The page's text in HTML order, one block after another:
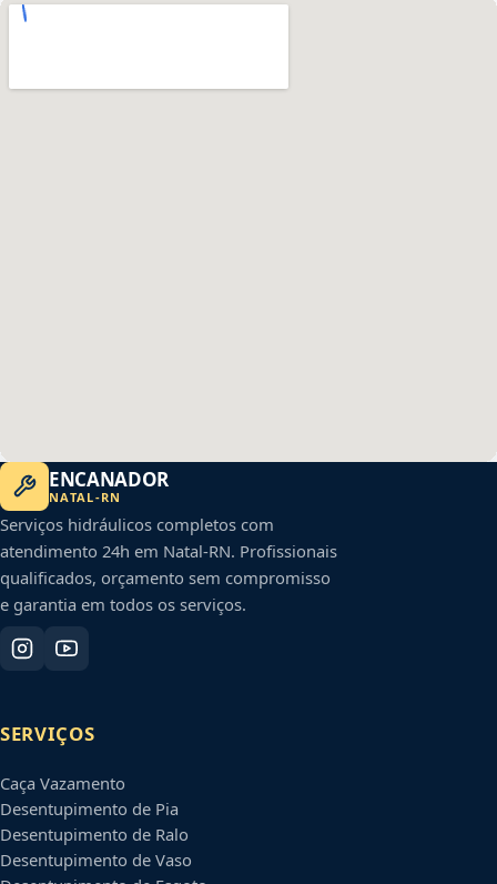
ENCANADOR
NATAL-RN
Serviços hidráulicos completos com
atendimento 24h em Natal-RN. Profissionais
qualificados, orçamento sem compromisso
e garantia em todos os serviços.
SERVIÇOS
Caça Vazamento
Desentupimento de Pia
Desentupimento de Ralo
Desentupimento de Vaso